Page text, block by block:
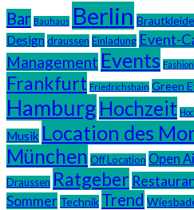
Bar Bauhaus Berlin
Design draussen Einladung Event-
Management Events Fashion
Frankfurt Friedrichshain Green
Hamburg Hochzeit
Musik Location des
München Off Location Open
Draussen Ratgeber
Sommer Technik Trend